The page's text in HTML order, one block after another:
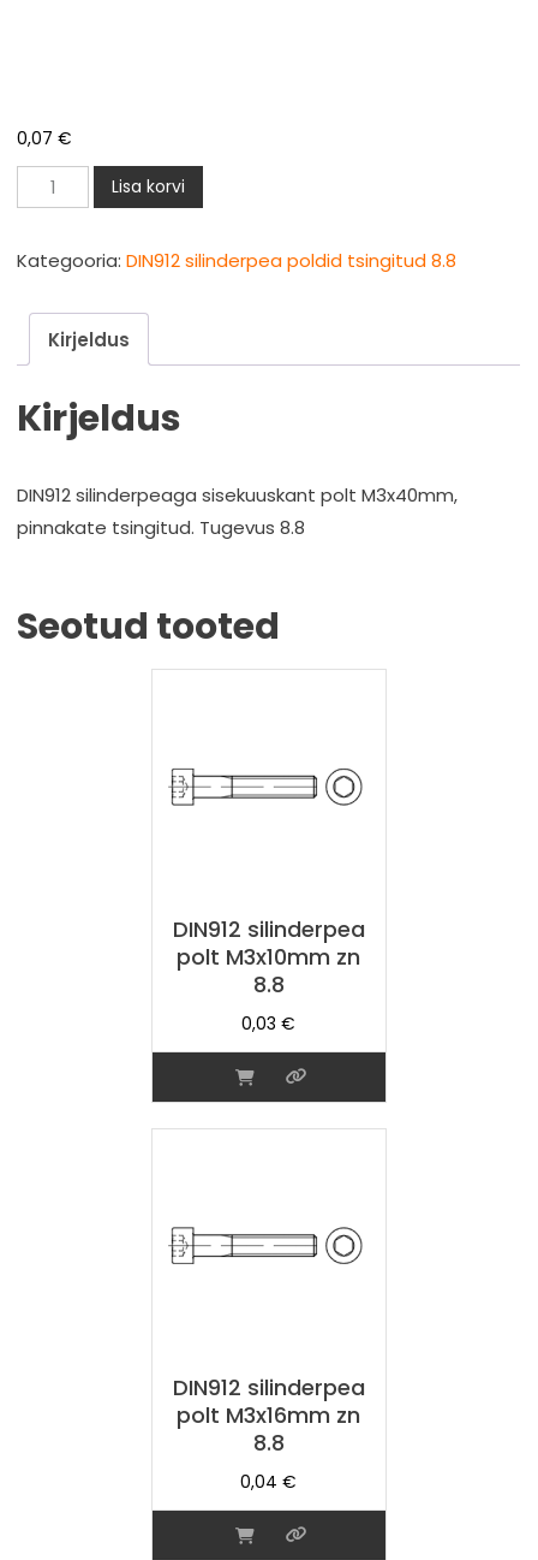
0,07€
DIN912
silinderpea
M3x40mm
zn
Lisa korvi
Kategooria:DIN912 silinderpea poldid tsingitud 8.8
Kirjeldus
Kirjeldus
DIN912 silinderpeaga sisekuuskant polt M3x40mm,
pinnakate tsingitud. Tugevus 8.8
Seotud tooted
DIN912 silinderpea
polt M3x10mm zn
8.8
0,03€
DIN912 silinderpea
polt M3x16mm zn
8.8
0,04€